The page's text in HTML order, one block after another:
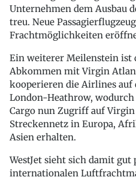
Unternehmen dem Ausbau
treu. Neue
Frachtmöglichkeiten
Ein weiterer Meilenstein ist
Abkommen mit Virgin
kooperieren die Airlines auf
London-Heathrow,
Cargo nun Zugriff auf
Streckennetz in Europa,
Asien erhalten.
WestJet sieht sich damit
internationalen